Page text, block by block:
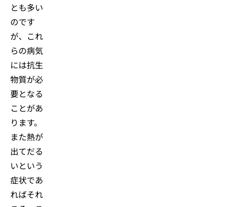
とも多い
のです
が、これ
らの病気
には抗生
物質が必
要となる
ことがあ
ります。
また熱が
出てだる
いという
症状であ
ればそれ